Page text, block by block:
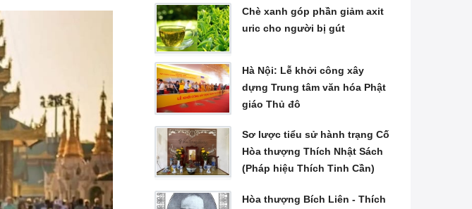
Chè xanh góp phần giảm axit
uric cho người bị gút
Hà Nội: Lễ khởi công xây
dựng Trung tâm văn hóa Phật
giáo Thủ đô
Sơ lược tiểu sử hành trạng Cố
Hòa thượng Thích Nhật Sách
(Pháp hiệu Thích Tinh Cần)
Hòa thượng Bích Liên - Thích